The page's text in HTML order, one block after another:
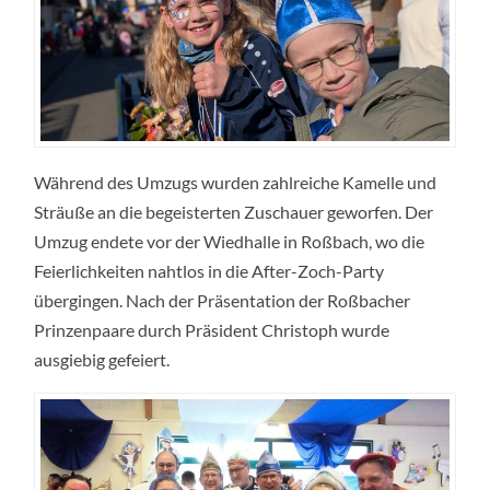
Während des Umzugs wurden zahlreiche Kamelle und
Sträuße an die begeisterten Zuschauer geworfen. Der
Umzug endete vor der Wiedhalle in Roßbach, wo die
Feierlichkeiten nahtlos in die After-Zoch-Party
übergingen. Nach der Präsentation der Roßbacher
Prinzenpaare durch Präsident Christoph wurde
ausgiebig gefeiert.